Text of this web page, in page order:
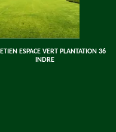
ESPACE VERT PLANTATION 36
INDRE